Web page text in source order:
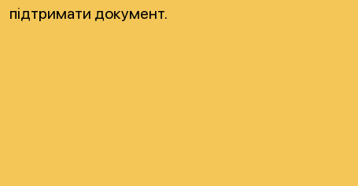
підтримати документ.